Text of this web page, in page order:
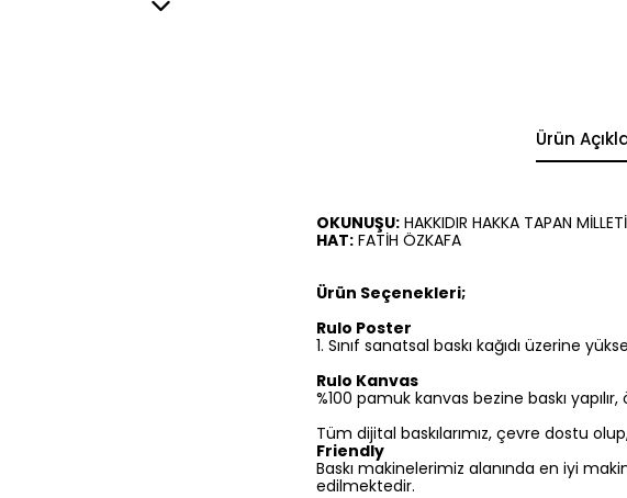
Ürün
OKUNUŞU: HAKKIDIR HAKKA TAPAN
HAT: FATİH ÖZKAFA
Ürün Seçenekleri;
Rulo Poster
1.⁠ ⁠Sınıf sanatsal baskı kağıdı üzerine
Rulo Kanvas
%100 pamuk kanvas bezine baskı
Tüm dijital baskılarımız, çevre dostu
Friendly
Baskı makinelerimiz alanında en iyi
edilmektedir.